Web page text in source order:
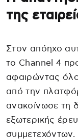
της
Στον απόηχο
το Channel 4
αφαιρώντας
από την
ανακοίνωσε τη
εξωτερικής
συμμετεχόντων.